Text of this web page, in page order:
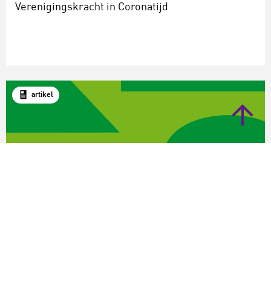
Verenigingskracht in Coronatijd
artikel